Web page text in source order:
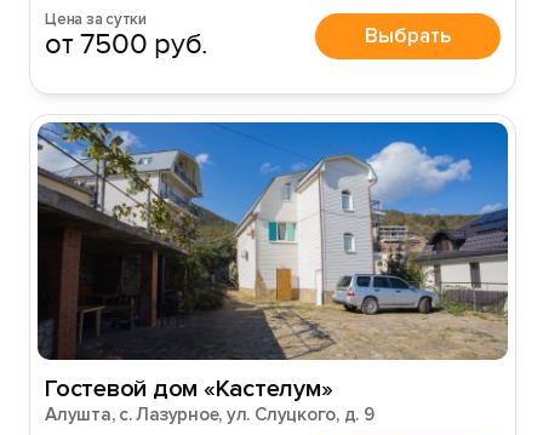
Цена за сутки
от 7500 руб. Выбрать
Гостевой дом «Кастелум»
Алушта, с. Лазурное, ул. Слуцкого, д. 9